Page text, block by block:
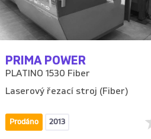
PRIMA POWER
PLATINO 1530 Fiber
Laserový řezací stroj (Fiber)
Prodáno 2013